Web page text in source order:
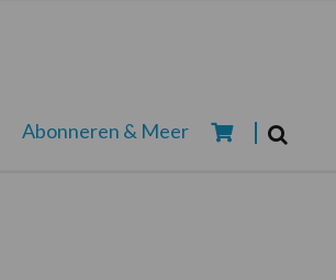
Abonneren & Meer